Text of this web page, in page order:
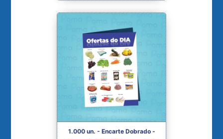
1.000 un. - Encarte Dobrado -